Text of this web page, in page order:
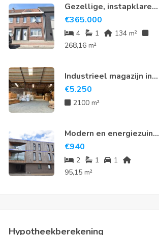
Gezellige, instapklare
rijwoning met 4
slaapkamers en tuin in
hartje Meerdonk
€365.000
4 1
134 m²
268,16 m²
Industrieel magazijn in
Sint-Niklaas
€5.250
2100 m²
Modern en energiezuinig
appartement te huur in
hartje Nieuwkerken-
Waas
€940
2 1
1
95,15 m²
Hypotheekberekening